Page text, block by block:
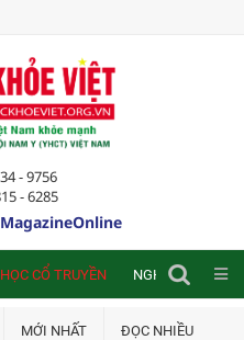
- 9756
- 6285
CỔ TRUYỀN NGHIÊN CỨU
MỚI NHẤT ĐỌC NHIỀU